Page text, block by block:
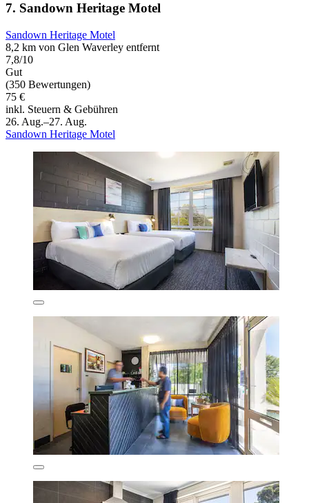
7. Sandown Heritage Motel
Sandown Heritage Motel
8,2 km von Glen Waverley entfernt
7,8/10
Gut
(350 Bewertungen)
75 €
inkl. Steuern & Gebühren
26. Aug.–27. Aug.
Sandown Heritage Motel